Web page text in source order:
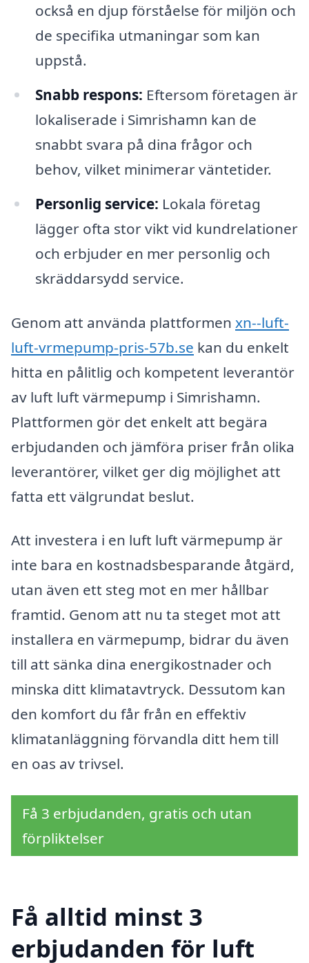
också en djup förståelse för miljön och
de specifika utmaningar som kan
uppstå.
Snabb respons: Eftersom företagen är
lokaliserade i Simrishamn kan de
snabbt svara på dina frågor och
behov, vilket minimerar väntetider.
Personlig service: Lokala företag
lägger ofta stor vikt vid kundrelationer
och erbjuder en mer personlig och
skräddarsydd service.
Genom att använda plattformen xn--luft-
luft-vrmepump-pris-57b.se kan du enkelt
hitta en pålitlig och kompetent leverantör
av luft luft värmepump i Simrishamn.
Plattformen gör det enkelt att begära
erbjudanden och jämföra priser från olika
leverantörer, vilket ger dig möjlighet att
fatta ett välgrundat beslut.
Att investera i en luft luft värmepump är
inte bara en kostnadsbesparande åtgärd,
utan även ett steg mot en mer hållbar
framtid. Genom att nu ta steget mot att
installera en värmepump, bidrar du även
till att sänka dina energikostnader och
minska ditt klimatavtryck. Dessutom kan
den komfort du får från en effektiv
klimatanläggning förvandla ditt hem till
en oas av trivsel.
Få 3 erbjudanden, gratis och utan
förpliktelser
Få alltid minst 3
erbjudanden för luft